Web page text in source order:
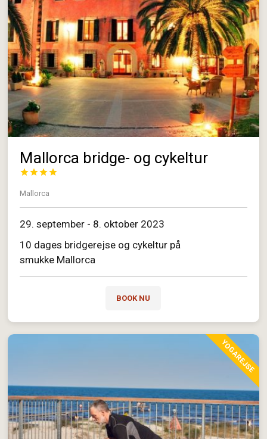
Mallorca bridge- og cykeltur




Mallorca
29. september - 8. oktober 2023
10 dages bridgerejse og cykeltur på
smukke Mallorca
BOOK NU
YOGAREJSE